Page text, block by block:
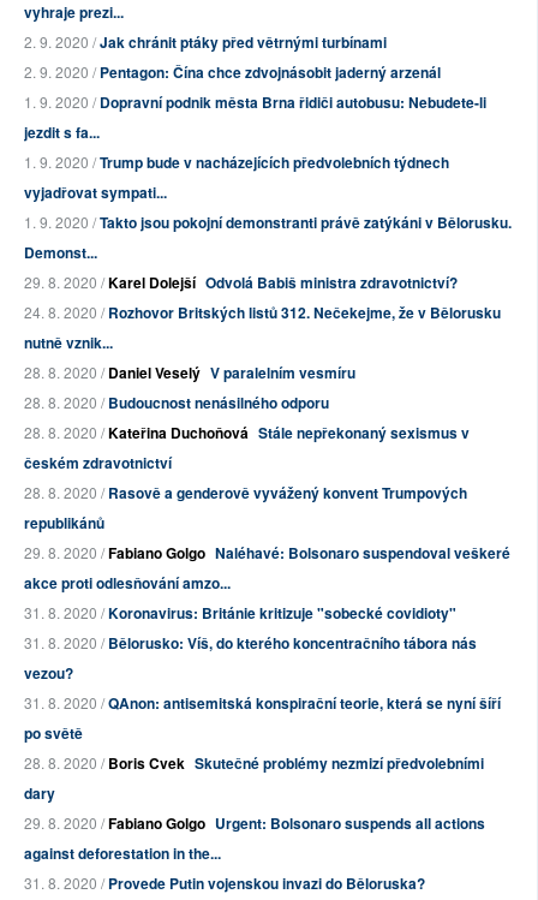
vyhraje prezi...
2. 9. 2020 /Jak chránit ptáky před větrnými turbínami
2. 9. 2020 /Pentagon: Čína chce zdvojnásobit jaderný arzenál
1. 9. 2020 /Dopravní podnik města Brna řidiči autobusu: Nebudete-li
jezdit s fa...
1. 9. 2020 /Trump bude v nacházejících předvolebních týdnech
vyjadřovat sympati...
1. 9. 2020 /Takto jsou pokojní demonstranti právě zatýkáni v Bělorusku.
Demonst...
29. 8. 2020 /Karel Dolejší Odvolá Babiš ministra zdravotnictví?
24. 8. 2020 /Rozhovor Britských listů 312. Nečekejme, že v Bělorusku
nutně vznik...
28. 8. 2020 /Daniel Veselý V paralelním vesmíru
28. 8. 2020 /Budoucnost nenásilného odporu
28. 8. 2020 /Kateřina Duchoňová Stále nepřekonaný sexismus v
českém zdravotnictví
28. 8. 2020 /Rasově a genderově vyvážený konvent Trumpových
republikánů
29. 8. 2020 /Fabiano Golgo Naléhavé: Bolsonaro suspendoval veškeré
akce proti odlesňování amzo...
31. 8. 2020 /Koronavirus: Británie kritizuje "sobecké covidioty"
31. 8. 2020 /Bělorusko: Víš, do kterého koncentračního tábora nás
vezou?
31. 8. 2020 /QAnon: antisemitská konspirační teorie, která se nyní šíří
po světě
28. 8. 2020 /Boris Cvek Skutečné problémy nezmizí předvolebními
dary
29. 8. 2020 /Fabiano Golgo Urgent: Bolsonaro suspends all actions
against deforestation in the...
31. 8. 2020 /Provede Putin vojenskou invazi do Běloruska?